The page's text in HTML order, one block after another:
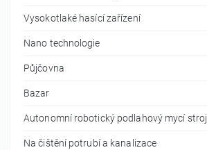
Vysokotlaké hasící zařízení
Nano technologie
Půjčovna
Bazar
Autonomní robotický podlahový mycí stroj
Na čištění potrubí a kanalizace